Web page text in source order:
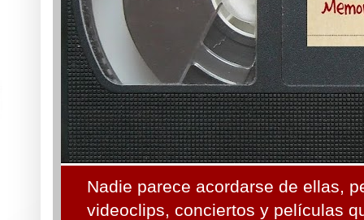
Nadie parece acordarse de ellas,
videoclips, conciertos y películas